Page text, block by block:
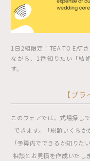
1日2組限定！TEA TO EAT
ながら、1番知りたい「結
す。
【ブ
このフェアでは、式場探し
できます。「総額いくらか
「予算内でできるか知りた
相談とお見積を作成いたし